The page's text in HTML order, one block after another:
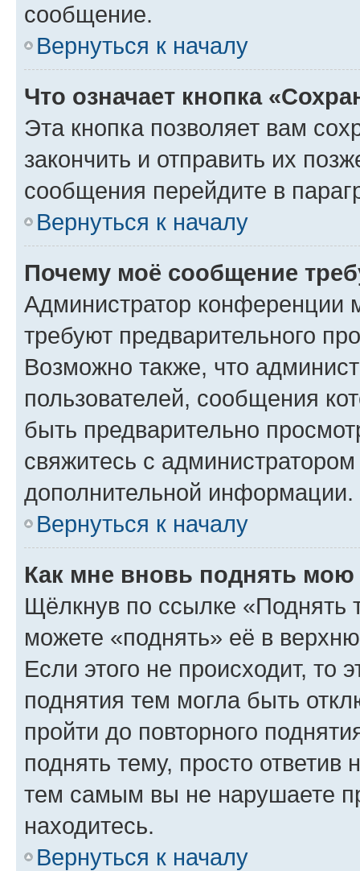
сообщение.
Вернуться к началу
Что означает кнопка
Эта кнопка позволяет вам
закончить и отправить их
сообщения перейдите в
Вернуться к началу
Почему моё сообщение
Администратор конференции
требуют предварительного
Возможно также, что
пользователей, сообщения
быть предварительно
свяжитесь с
дополнительной информации.
Вернуться к началу
Как мне вновь поднять мою
Щёлкнув по ссылке «Поднять
можете «поднять» её в
Если этого не происходит, то
поднятия тем могла быть
пройти до повторного
поднять тему, просто ответив
тем самым вы не нарушаете
находитесь.
Вернуться к началу